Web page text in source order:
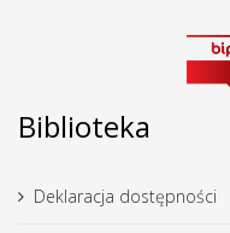
Biblioteka
Deklaracja dostępności